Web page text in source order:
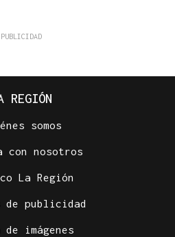
REGIÓN
somos
con nosotros
La Región
de publicidad
de imágenes